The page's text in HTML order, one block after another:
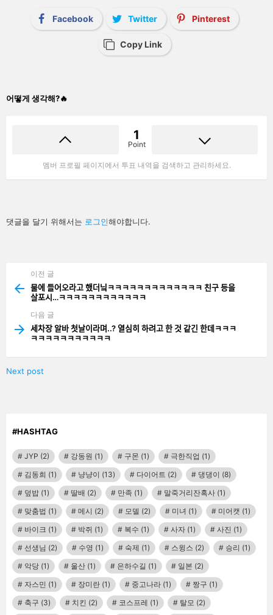
Facebook Twitter Pinterest
Copy Link
어떻게 생각해?🔥
1
Point
멤버 프로필 페이지에서 투표 내역을 검색하고 관리하세요.
답
글
댓글을 달기 위해서는 로그인해야합니다.
more
이전 글
물에 들어오라고 했더닠ㅋㅋㅋㅋㅋㅋㅋㅋㅋㅋㅋㅋㅋ 친구 등을
살포시…ㅋㅋㅋㅋㅋㅋㅋㅋㅋㅋㅋㅋ
다음 글
세차장 알바 첫날이라며..? 열심히 하려고 한 것 같긴 한데ㅋㅋㅋ
ㅋㅋㅋㅋㅋㅋㅋㅋㅋㅋㅋ
Next post
#HASHTAG
JYP (2) 강동원 (1) 구몬 (1) 극한직업 (1)
김동희 (1) 냥냥이 (13) 다이어트 (2) 댕댕이 (8)
덮밥 (1) 딸배 (2) 만족 (1) 말죽거리잔혹사 (1)
맞춤법 (1) 메시 (2) 모델 (2) 미녀 (1) 미어캣 (1)
바이크 (1) 박쥐 (1) 복수 (1) 사자 (1) 사진 (1)
선생님 (2) 수영 (1) 숙제 (1) 스윙스 (2) 승리 (1)
악당 (1) 울산 (1) 은하수길 (1) 일본 (2)
자스민 (1) 장미란 (1) 중고나라 (1) 짱구 (1)
축구 (3) 치킨 (2) 코스프레 (1) 탈모 (2)